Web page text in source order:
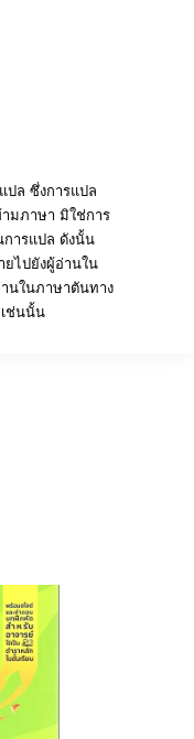
ปล ซึ่งการแปล
มภาษา มิใช่การ
การแปล ดังนั้น
ไปยังผู้อ่านใน
นในภาษาตันทาง
เช่นนั้น